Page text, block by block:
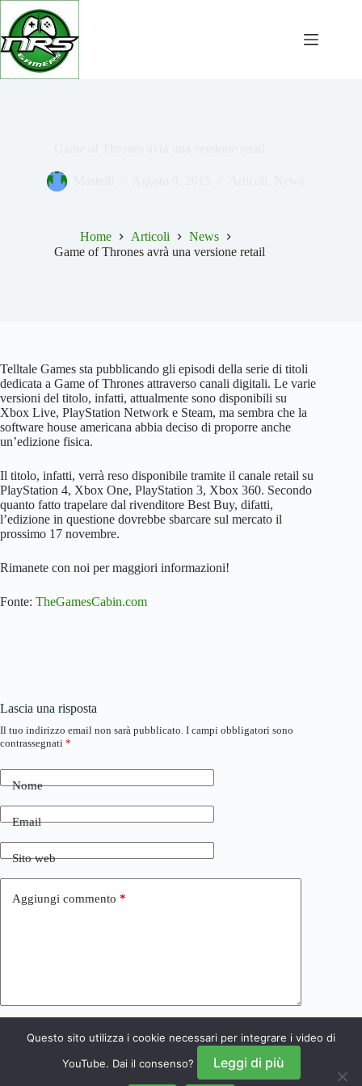
Salta
contenuto
Home Articoli
News
Game of Thrones avrà una versione retail
Telltale Games sta pubblicando gli episodi della serie di titoli
dedicata a Game of Thrones attraverso canali digitali. Le varie
versioni del titolo, infatti, attualmente sono disponibili su
Xbox Live, PlayStation Network e Steam, ma sembra che la
software house americana abbia deciso di proporre anche
un’edizione fisica.
Il titolo, infatti, verrà reso disponibile tramite il canale retail su
PlayStation 4, Xbox One, PlayStation 3, Xbox 360. Secondo
quanto fatto trapelare dal rivenditore Best Buy, difatti,
l’edizione in questione dovrebbe sbarcare sul mercato il
prossimo 17 novembre.
Rimanete con noi per maggiori informazioni!
Fonte: TheGamesCabin.com
Lascia una risposta
Il tuo indirizzo email non sarà pubblicato. I campi obbligatori sono
contrassegnati *
Nome
Email
Sito web
Aggiungi commento *
Invia commento
Questo sito utilizza i cookie necessari per integrare i video di
YouTube. Dai il consenso?
Leggi di più